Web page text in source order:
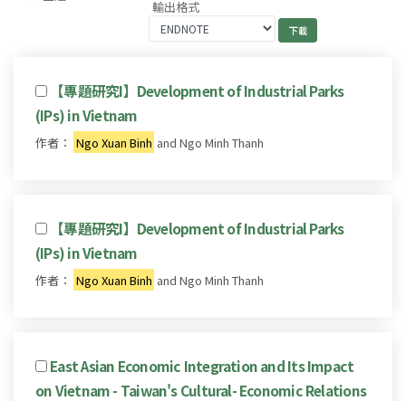
輸出格式
【專題研究I】Development of Industrial Parks
(IPs) in Vietnam
作者： Ngo Xuan Binh and Ngo Minh Thanh
【專題研究I】Development of Industrial Parks
(IPs) in Vietnam
作者： Ngo Xuan Binh and Ngo Minh Thanh
East Asian Economic Integration and Its Impact
on Vietnam - Taiwan's Cultural- Economic Relations